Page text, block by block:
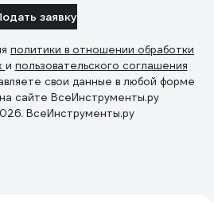
заявку
политики в отношении обработки
и пользовательского соглашения
свои данные в любой форме
сайте ВсеИнструменты.ру
ВсеИнструменты.ру